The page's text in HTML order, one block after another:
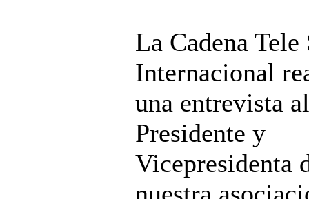
La Cadena Tele
Internacional
una entrevista al
Presidente y
Vicepresidenta